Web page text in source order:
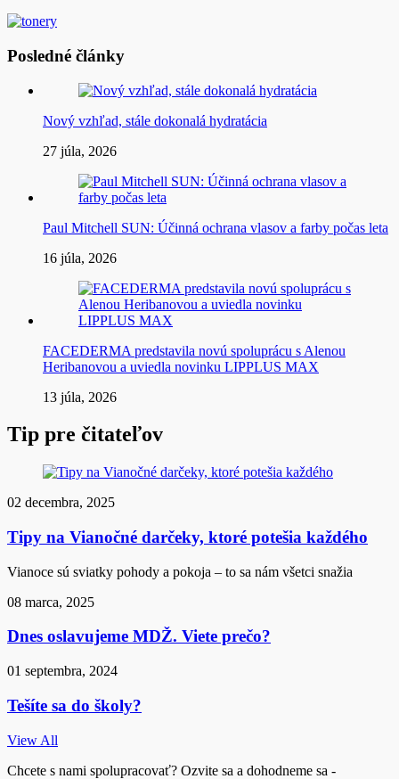
Posledné články
Nový vzhľad, stále dokonalá hydratácia
27 júla, 2026
Paul Mitchell SUN: Účinná ochrana vlasov a farby počas leta
16 júla, 2026
FACEDERMA predstavila novú spoluprácu s Alenou
Heribanovou a uviedla novinku LIPPLUS MAX
13 júla, 2026
Tip pre čitateľov
02 decembra, 2025
Tipy na Vianočné darčeky, ktoré potešia každého
Vianoce sú sviatky pohody a pokoja – to sa nám všetci snažia
08 marca, 2025
Dnes oslavujeme MDŽ. Viete prečo?
01 septembra, 2024
Tešíte sa do školy?
View All
Chcete s nami spolupracovať? Ozvite sa a dohodneme sa -